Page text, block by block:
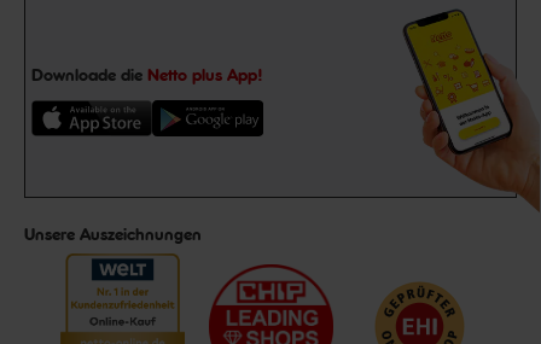
Downloade die Netto plus App!
Unsere Auszeichnungen